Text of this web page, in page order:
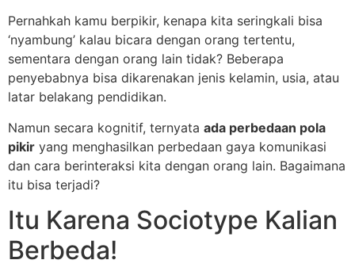
Pernahkah kamu berpikir, kenapa kita seringkali bisa
‘nyambung’ kalau bicara dengan orang tertentu,
sementara dengan orang lain tidak? Beberapa
penyebabnya bisa dikarenakan jenis kelamin, usia, atau
latar belakang pendidikan.
Namun secara kognitif, ternyata ada perbedaan pola
pikir yang menghasilkan perbedaan gaya komunikasi
dan cara berinteraksi kita dengan orang lain. Bagaimana
itu bisa terjadi?
Itu Karena Sociotype Kalian
Berbeda!